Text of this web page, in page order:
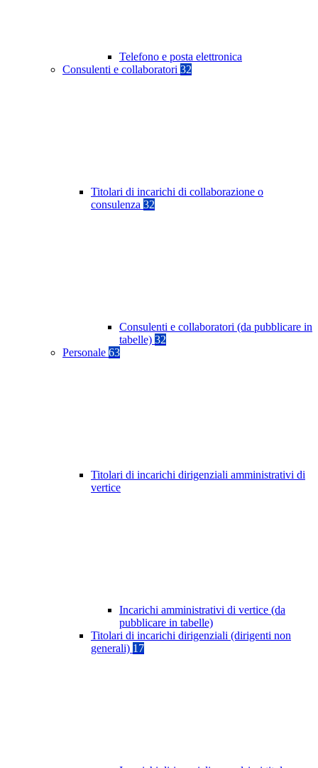
Telefono e posta elettronica
Consulenti e collaboratori 32
Titolari di incarichi di collaborazione o
consulenza 32
Consulenti e collaboratori (da pubblicare in
tabelle) 32
Personale 63
Titolari di incarichi dirigenziali amministrativi di
vertice
Incarichi amministrativi di vertice (da
pubblicare in tabelle)
Titolari di incarichi dirigenziali (dirigenti non
generali) 17